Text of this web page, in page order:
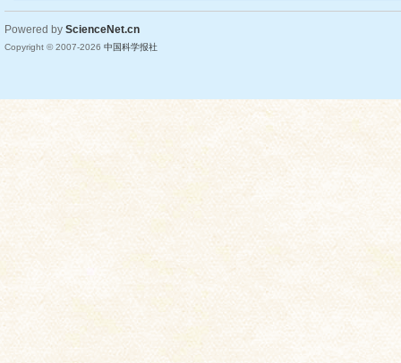
Powered by ScienceNet.cn
Copyright © 2007-2026 中国科学报社